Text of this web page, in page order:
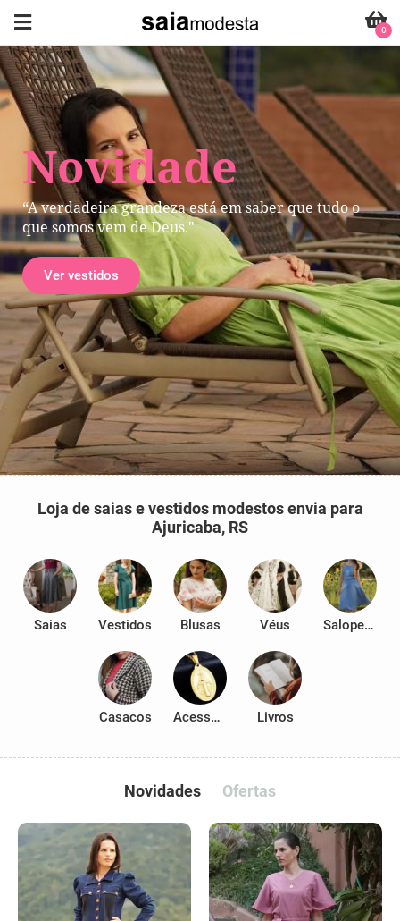
Novidade
“A verdadeira grandeza está em saber que tudo o
que somos vem de Deus."
Ver vestidos
0
Loja de saias e vestidos modestos envia para
Ajuricaba, RS
Saias Vestidos Blusas Véus Salopetes
Casacos Acessórios Livros
Novidades Ofertas